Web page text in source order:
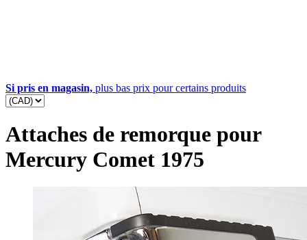
Si pris en magasin, plus bas prix pour certains produits
Attaches de remorque pour
Mercury Comet 1975